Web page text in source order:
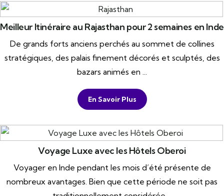
Meilleur Itinéraire au Rajasthan pour 2 semaines en Inde
De grands forts anciens perchés au sommet de collines
stratégiques, des palais finement décorés et sculptés, des
bazars animés en ...
En Savoir Plus
Voyage Luxe avec les Hôtels Oberoi
Voyager en Inde pendant les mois d’été présente de
nombreux avantages. Bien que cette période ne soit pas